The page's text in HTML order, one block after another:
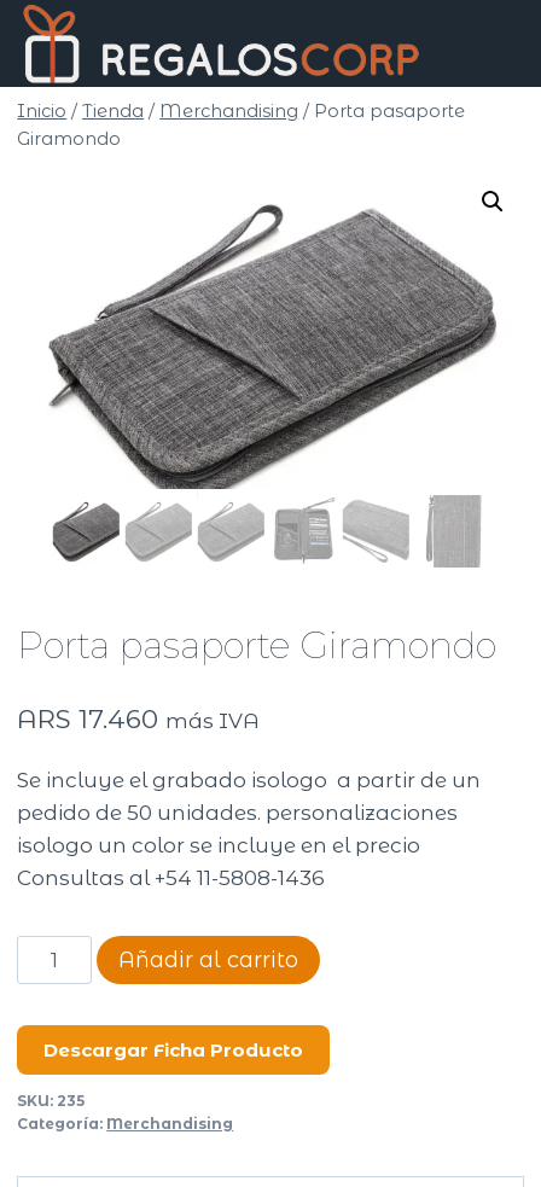
Saltar
contenido
Inicio / Tienda / Merchandising / Porta pasaporte
Giramondo
Porta pasaporte Giramondo
ARS 17.460 más IVA
Se incluye el grabado isologo a partir de un
pedido de 50 unidades. personalizaciones
isologo un color se incluye en el precio
Consultas al +54 11-5808-1436
Porta
pasaporte
cantidad
Añadir al carrito
Descargar Ficha Producto
SKU: 235
Categoría: Merchandising